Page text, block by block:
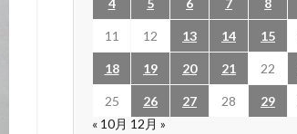
4 5 6 7 8
11 12 13 14 15
18 19 20 21 22
25 26 27 28 29
« 10月 12月 »